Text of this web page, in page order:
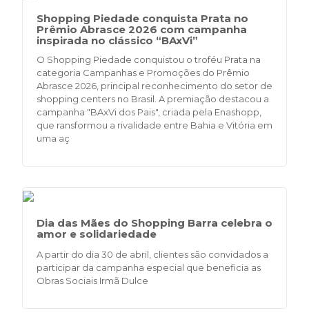
Shopping Piedade conquista Prata no
Prêmio Abrasce 2026 com campanha
inspirada no clássico “BAxVi”
O Shopping Piedade conquistou o troféu Prata na
categoria Campanhas e Promoções do Prêmio
Abrasce 2026, principal reconhecimento do setor de
shopping centers no Brasil. A premiação destacou a
campanha "BAxVi dos Pais", criada pela Enashopp,
que ransformou a rivalidade entre Bahia e Vitória em
uma aç
Dia das Mães do Shopping Barra celebra o
amor e solidariedade
A partir do dia 30 de abril, clientes são convidados a
participar da campanha especial que beneficia as
Obras Sociais Irmã Dulce